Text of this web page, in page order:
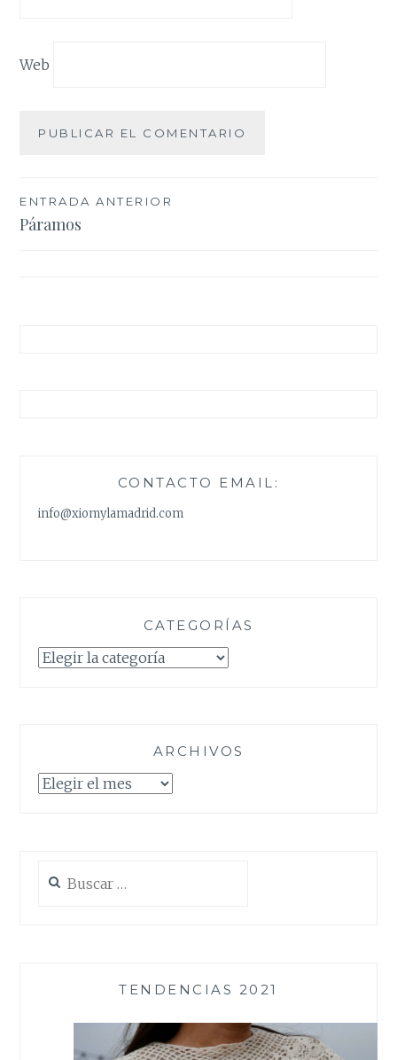
Web
Navegación
de
ENTRADA ANTERIOR
Páramos
CONTACTO EMAIL:
info@xiomylamadrid.com
CATEGORÍAS
Categorías
ARCHIVOS
Archivos
TENDENCIAS 2021